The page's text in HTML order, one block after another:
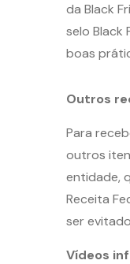
da Black
selo Black
boas
Outros
Para
outros
entidade,
Receita
ser
Vídeos